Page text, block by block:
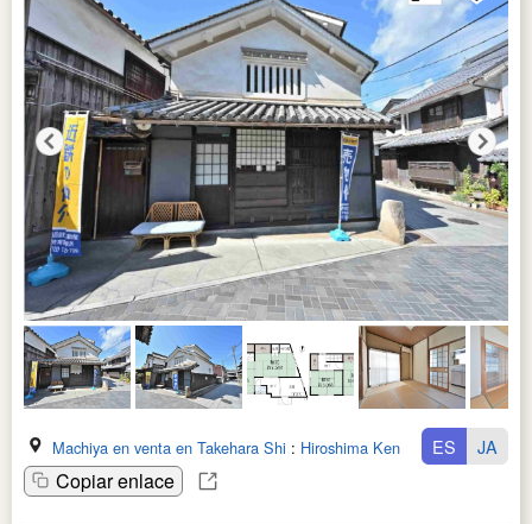
Machiya en venta en Takehara Shi : Hiroshima Ken
Copiar enlace
ES JA